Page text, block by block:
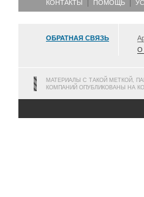
КОНТАКТЫ ПОМОЩЬ
ОБРАТНАЯ СВЯЗЬ
О
МАТЕРИАЛЫ С ТАКОЙ МЕТКОЙ,
КОМПАНИЙ ОПУБЛИКОВАНЫ НА